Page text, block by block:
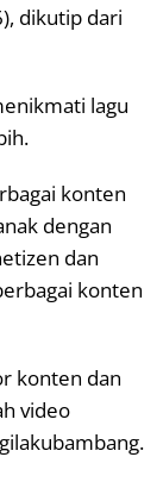
dikutip dari
lagu
konten
dengan
dan
konten
konten dan
video